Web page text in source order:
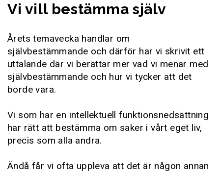
Vi vill bestämma själv
Årets temavecka handlar om
självbestämmande och därför har vi skrivit ett
uttalande där vi berättar mer vad vi menar med
självbestämmande och hur vi tycker att det
borde vara.
Vi som har en intellektuell funktionsnedsättning
har rätt att bestämma om saker i vårt eget liv,
precis som alla andra.
Ändå får vi ofta uppleva att det är någon annan